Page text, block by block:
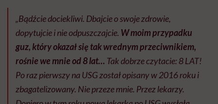
„Bądźcie dociekliwi. Dbajcie o swoje zdrowie,
dopytujcie i nie odpuszczajcie. W moim przypadku
guz, który okazał się tak wrednym przeciwnikiem,
rośnie we mnie od 8 lat… Tak dobrze czytacie: 8 LAT!
Po raz pierwszy na USG został opisany w 2016 roku i
zbagatelizowany. Nie przeze mnie. Przez lekarzy.